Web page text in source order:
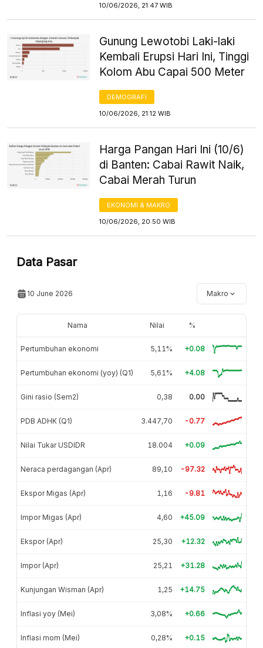
10/06/2026, 21:47 WIB
Gunung Lewotobi Laki-laki
Kembali Erupsi Hari Ini, Tinggi
Kolom Abu Capai 500 Meter
DEMOGRAFI
10/06/2026, 21:12 WIB
Harga Pangan Hari Ini (10/6)
di Banten: Cabai Rawit Naik,
Cabai Merah Turun
EKONOMI & MAKRO
10/06/2026, 20:50 WIB
Data Pasar
10 June 2026 Makro
Nama Nilai %
Pertumbuhan ekonomi 5,11% +0.08
Pertumbuhan ekonomi (yoy) (Q1) 5,61% +4.08
Gini rasio (Sem2) 0,38 0.00
PDB ADHK (Q1) 3.447,70 -0.77
Nilai Tukar USDIDR 18.004 +0.09
Neraca perdagangan (Apr) 89,10 -97.32
Ekspor Migas (Apr) 1,16 -9.81
Impor Migas (Apr) 4,60 +45.09
Ekspor (Apr) 25,30 +12.32
Impor (Apr) 25,21 +31.28
Kunjungan Wisman (Apr) 1,25 +14.75
Inflasi yoy (Mei) 3,08% +0.66
Inflasi mom (Mei) 0,28% +0.15